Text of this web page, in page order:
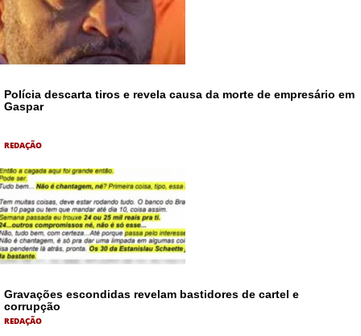
Polícia descarta tiros e revela causa da morte de empresário em
Gaspar
REDAÇÃO
Gravações escondidas revelam bastidores de cartel e
corrupção
REDAÇÃO